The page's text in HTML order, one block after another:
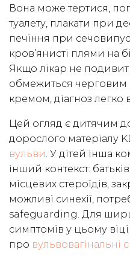
Вона може тертися,
туалету, плакати при
печіння при
кров’янисті плями на
Якщо лікар не
обмежиться
кремом, діагноз легко
Цей огляд є дитячим
дорослого матеріалу
вульви. У дітей інша
інший контекст:
місцевих стероїдів,
можливі синехії,
safeguarding. Для
симптомів у цьому
про вульвовагінальні